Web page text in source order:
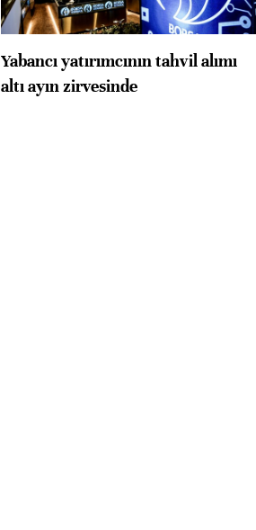
Yabancı yatırımcının tahvil alımı
altı ayın zirvesinde